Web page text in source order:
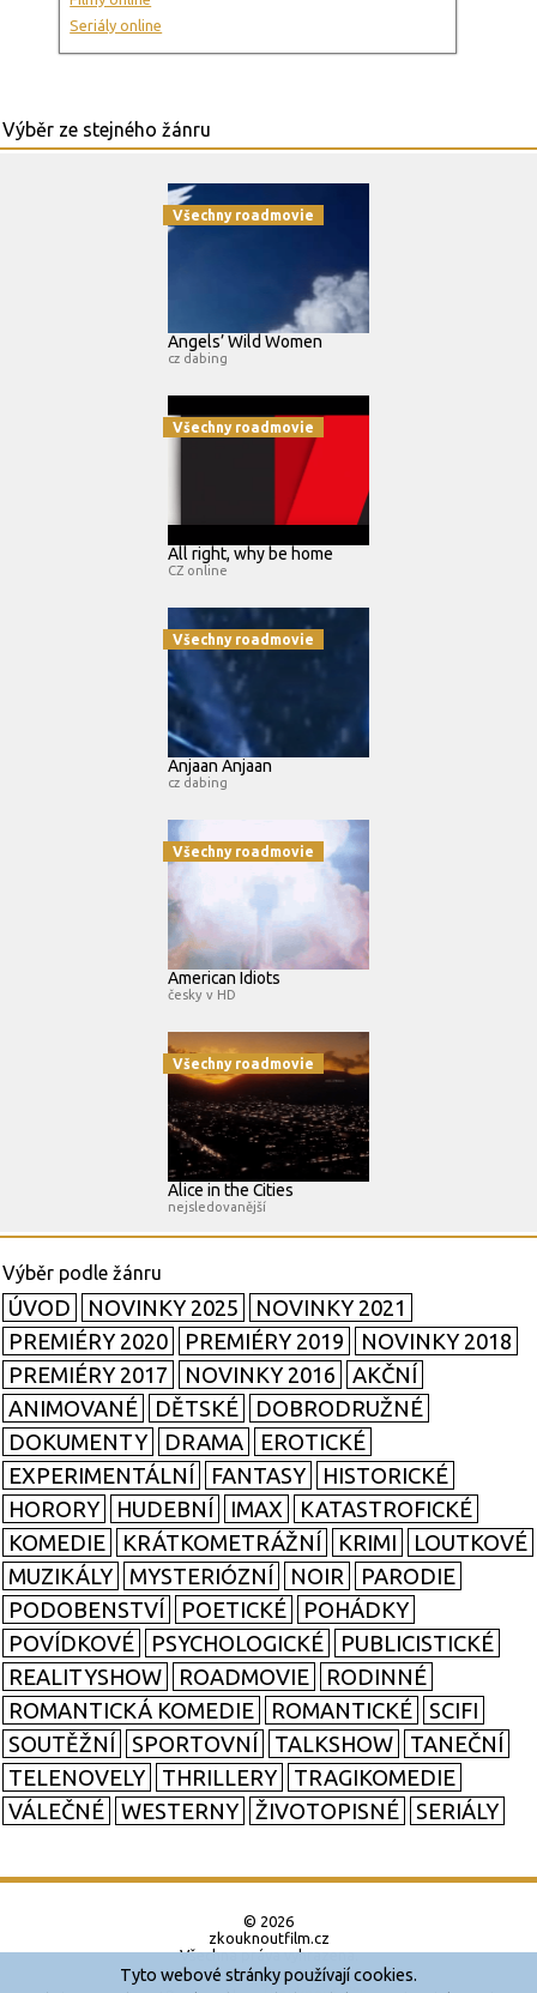
Seriály online
Všechny roadmovie
Angels’ Wild Women
cz dabing
Všechny roadmovie
All right, why be home
CZ online
Všechny roadmovie
Anjaan Anjaan
cz dabing
Všechny roadmovie
American Idiots
česky v HD
Všechny roadmovie
Alice in the Cities
nejsledovanější
ÚVOD NOVINKY 2025
NOVINKY 2021
PREMIÉRY 2020
PREMIÉRY 2019
NOVINKY 2018
PREMIÉRY 2017
NOVINKY 2016
AKČNÍ
ANIMOVANÉ
DĚTSKÉ
DOBRODRUŽNÉ
DOKUMENTY
DRAMA
EROTICKÉ
EXPERIMENTÁLNÍ
FANTASY
HISTORICKÉ
HORORY
HUDEBNÍ IMAX
KATASTROFICKÉ
KOMEDIE
KRÁTKOMETRÁŽNÍ KRIMI
LOUTKOVÉ
MUZIKÁLY
MYSTERIÓZNÍ NOIR
PARODIE
PODOBENSTVÍ
POETICKÉ
POHÁDKY
POVÍDKOVÉ
PSYCHOLOGICKÉ
PUBLICISTICKÉ
REALITYSHOW
ROADMOVIE
RODINNÉ
ROMANTICKÁ KOMEDIE
ROMANTICKÉ
SCIFI
SOUTĚŽNÍ
SPORTOVNÍ TALKSHOW
TANEČNÍ
TELENOVELY
THRILLERY
TRAGIKOMEDIE
VÁLEČNÉ
WESTERNY ŽIVOTOPISNÉ SERIÁLY
© 2026
zkouknoutfilm.cz
Všechna práva vyhrazena.
Tyto webové stránky používají cookies.